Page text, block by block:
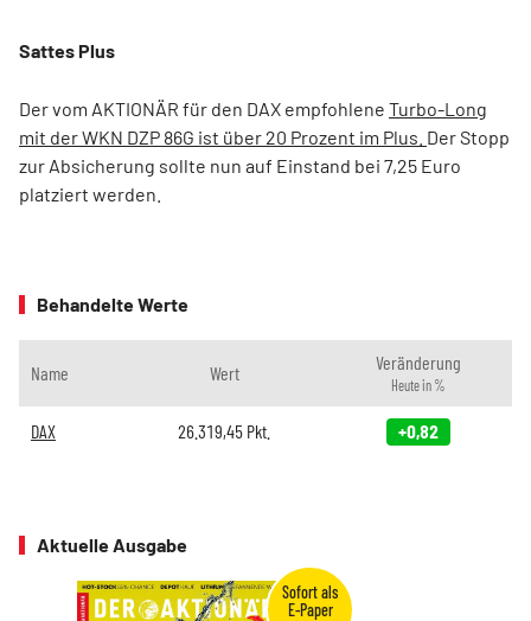
Sattes Plus
Der vom AKTIONÄR für den DAX empfohlene Turbo-Long
mit der WKN DZP 86G ist über 20 Prozent im Plus. Der Stopp
zur Absicherung sollte nun auf Einstand bei 7,25 Euro
platziert werden.
Behandelte Werte
Name Wert Veränderung
Heute in %
DAX 26.319,45 Pkt. +0,82
Aktuelle Ausgabe